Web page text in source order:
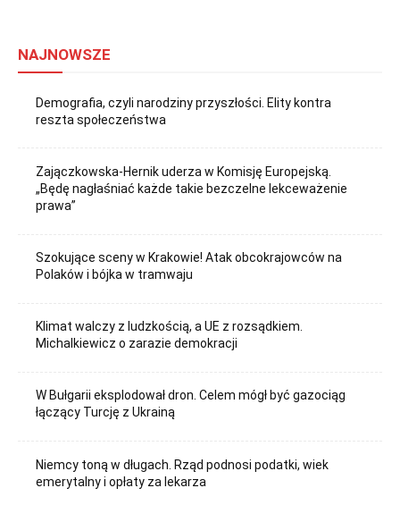
NAJNOWSZE
Demografia, czyli narodziny przyszłości. Elity kontra
reszta społeczeństwa
Zajączkowska-Hernik uderza w Komisję Europejską.
„Będę nagłaśniać każde takie bezczelne lekceważenie
prawa”
Szokujące sceny w Krakowie! Atak obcokrajowców na
Polaków i bójka w tramwaju
Klimat walczy z ludzkością, a UE z rozsądkiem.
Michalkiewicz o zarazie demokracji
W Bułgarii eksplodował dron. Celem mógł być gazociąg
łączący Turcję z Ukrainą
Niemcy toną w długach. Rząd podnosi podatki, wiek
emerytalny i opłaty za lekarza